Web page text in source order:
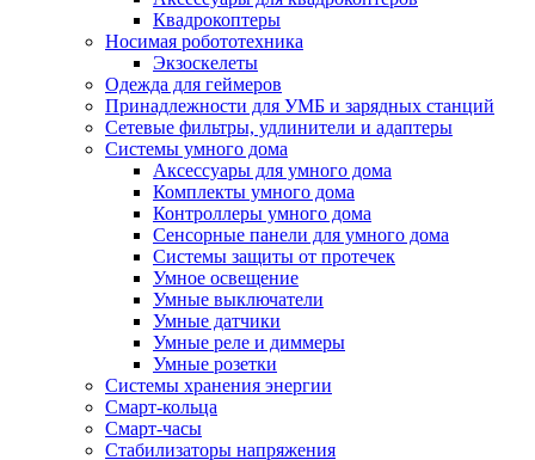
Квадрокоптеры
Носимая робототехника
Экзоскелеты
Одежда для геймеров
Принадлежности для УМБ и зарядных станций
Сетевые фильтры, удлинители и адаптеры
Системы умного дома
Аксессуары для умного дома
Комплекты умного дома
Контроллеры умного дома
Сенсорные панели для умного дома
Системы защиты от протечек
Умное освещение
Умные выключатели
Умные датчики
Умные реле и диммеры
Умные розетки
Системы хранения энергии
Смарт-кольца
Смарт-часы
Стабилизаторы напряжения